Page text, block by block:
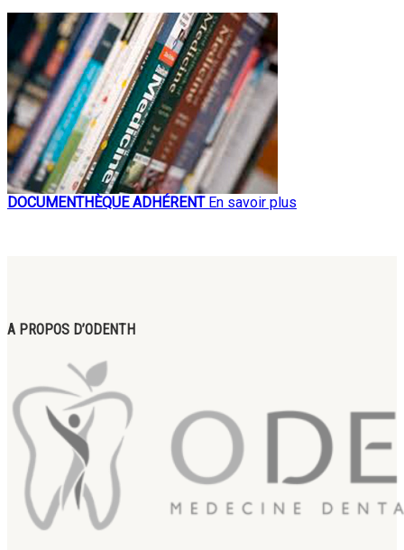
DOCUMENTHÈQUE ADHÉRENT En savoir plus
A PROPOS D’ODENTH